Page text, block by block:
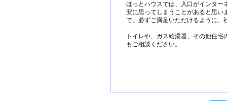
ほっとハウスでは、入口がインター
安に思ってしまうことがあると思い
で、必ずご満足いただけるように、
トイレや、ガス給湯器、その他住
もご相談ください。